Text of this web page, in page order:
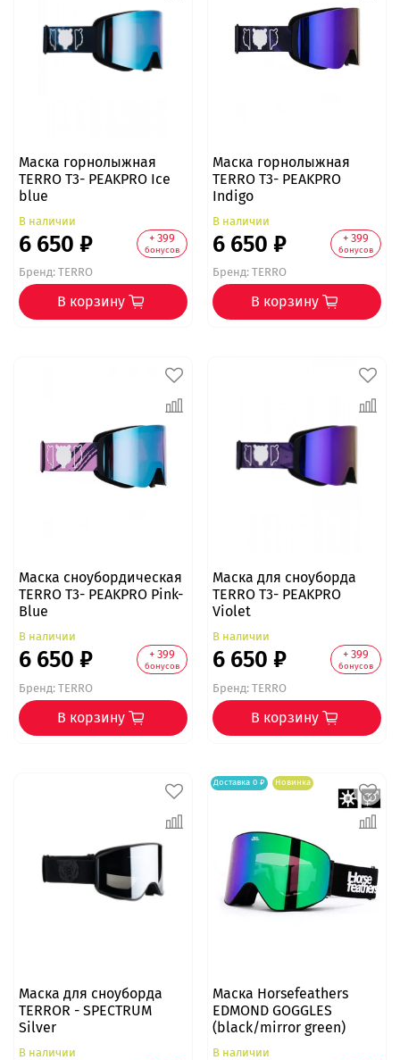
Маска горнолыжная
TERRO T3- PEAKPRO Ice
blue
В наличии
6 650 ₽ + 399
бонусов
Бренд:TERRO
В корзину
Маска горнолыжная
TERRO T3- PEAKPRO
Indigo
В наличии
6 650 ₽ + 399
бонусов
Бренд:TERRO
В корзину
Маска сноубордическая
TERRO T3- PEAKPRO Pink-
Blue
В наличии
6 650 ₽ + 399
бонусов
Бренд:TERRO
В корзину
Маска для сноуборда
TERRO T3- PEAKPRO
Violet
В наличии
6 650 ₽ + 399
бонусов
Бренд:TERRO
В корзину
Маска для сноуборда
TERROR - SPECTRUM
Silver
В наличии
Доставка 0 ₽ Новинка
Маска Horsefeathers
EDMOND GOGGLES
(black/mirror green)
В наличии